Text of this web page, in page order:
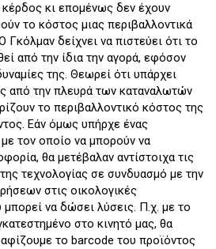
κέρδος κι επομένως δεν έχουν
το κόστος μιας περιβαλλοντικά
δείχνει να πιστεύει ότι το
από την ίδια την αγορά, εφόσον
της. Θεωρεί ότι υπάρχει
από την πλευρά των καταναλωτών
το περιβαλλοντικό κόστος της
Εάν όμως υπήρχε ένας
τον οποίο να μπορούν να
θα μετέβαλαν αντίστοιχα τις
τεχνολογίας σε συνδυασμό με την
στις οικολογικές
μπορεί να δώσει λύσεις. Π.χ. με το
στο κινητό μας, θα
το barcode του προϊόντος